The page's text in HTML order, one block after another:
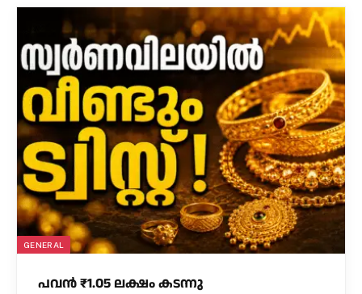
GENERAL
പവൻ ₹1.05 ലക്ഷം കടന്നു